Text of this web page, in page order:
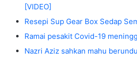
[VIDEO]
Resepi Sup Gear Box Sedap
Ramai pesakit Covid-19
Nazri Aziz sahkan mahu